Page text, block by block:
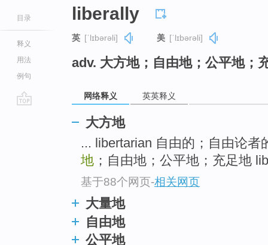
目录
释义
用法
例句
liberally
英 [ˈlɪbərəli] 美 [ˈlɪbərəli]
adv. 大方地；自由地；公平地；
网络释义 英英释义
大方地
... libertarian 自由的；自由论
地 ；自由地；公平地；充足地
基于88个网页-相关网页
大量地
自由地
公平地